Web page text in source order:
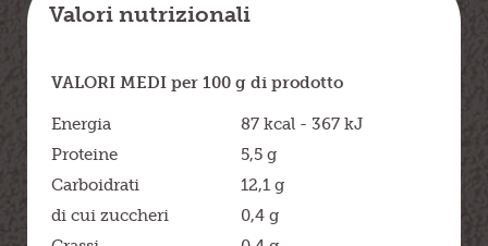
Valori nutrizionali
VALORI MEDI per 100 g di prodotto
Energia
87 kcal - 367 kJ
Proteine
5,5 g
Carboidrati
12,1 g
di cui zuccheri
0,4 g